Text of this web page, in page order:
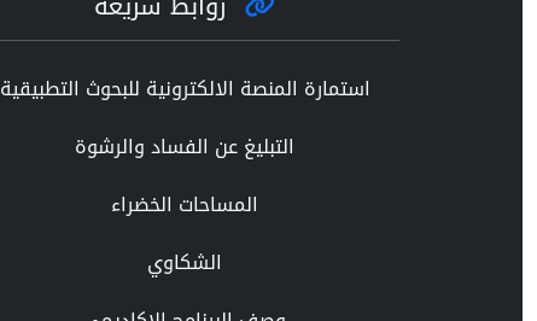
استمارة المنصة الالكترونية للبحوث التطبيقية
التبليغ عن الفساد والرشوة
المساحات الخضراء
الشكاوي